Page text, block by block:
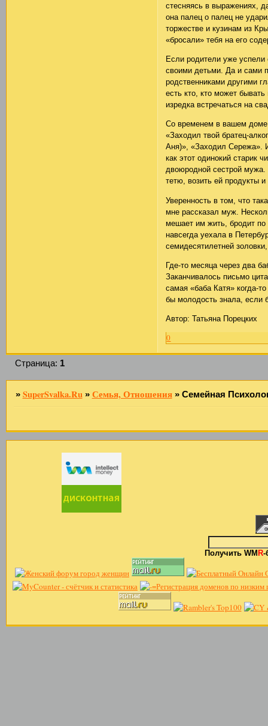
стесняясь в выражениях,
она палец о палец не
торжестве и кузинам из
«бросали» тебя на его
Если родители уже успели
своими детьми. Да и сами
родственниками другими
есть кто, кто может
изредка встречаться на
Со временем в вашем доме
«Заходил твой братец-
Аня)», «Заходил Сережа».
как этот одинокий старик
двоюродной сестрой
тетю, возить ей продукты
Уверенность в том, что
мне рассказал муж.
мешает им жить, бродит по
навсегда уехала в
семидесятилетней
Где-то месяца через два
Заканчивалось письмо
самая «баба Катя» когда-
бы молодость знала, если
Автор: Татьяна Порецких
0
Страница: 1
» SuperSvalka.Ru » Семья, Отношения » Семейная
Получить WM R-